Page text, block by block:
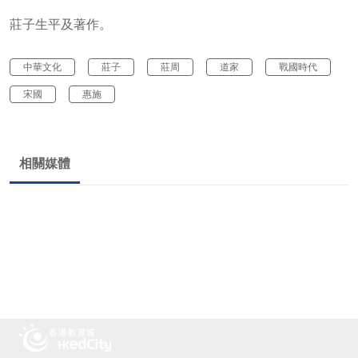
莊子生平及著作。
中華文化 莊子 莊周 道家 戰國時代
宋國 惠施
相關媒體